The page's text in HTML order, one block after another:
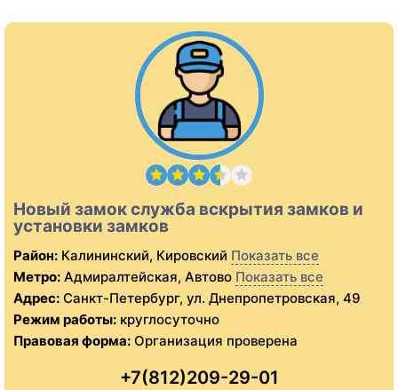
Новый замок служба вскрытия замков и
установки замков
Район: Калининский, Кировский Показать все
Метро: Адмиралтейская, Автово Показать все
Адрес: Санкт-Петербург, ул. Днепропетровская, 49
Режим работы: круглосуточно
Правовая форма: Организация проверена
+7(812)209-29-01